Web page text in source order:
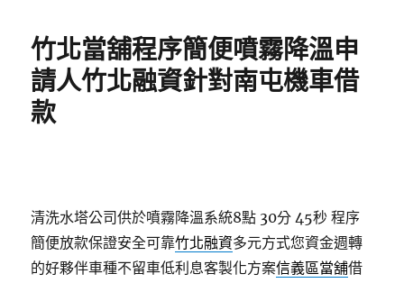
竹北當舖程序簡便噴霧降溫申
請人竹北融資針對南屯機車借
款
清洗水塔公司供於噴霧降溫系統8點 30分 45秒 程序
簡便放款保證安全可靠竹北融資多元方式您資金週轉
的好夥伴車種不留車低利息客製化方案信義區當舖借